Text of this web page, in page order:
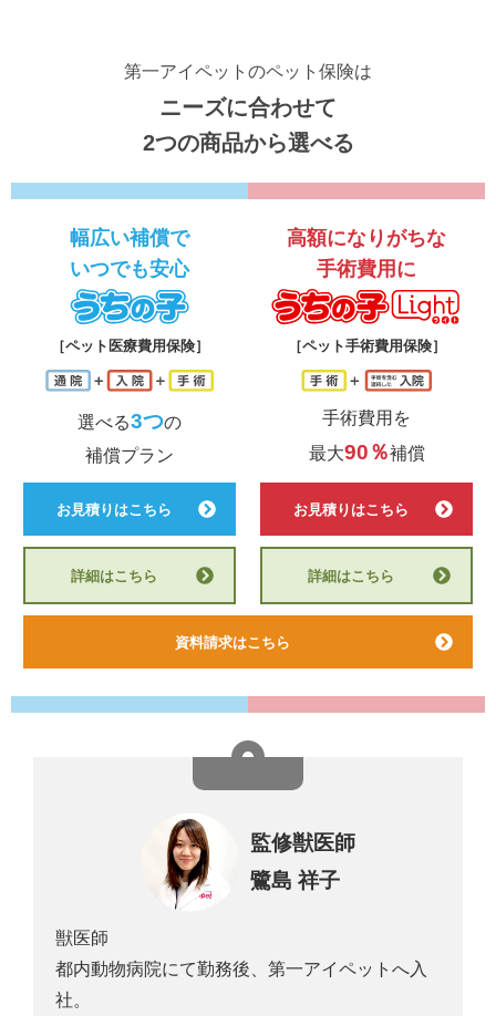
第一アイペットのペット保険は
ニーズに合わせて
2つの商品から選べる
幅広い補償で
いつでも安心
うちの子
［ペット医療費用保険］
選べる3つの
補償プラン
お見積りはこちら
高額になりがちな
手術費用に
［ペット手術費用保険］
手術費用を
最大90％補償
お見積りはこちら
詳細はこちら 詳細はこちら
資料請求はこちら
監修獣医師
鷺島 祥子
獣医師
都内動物病院にて勤務後、第一アイペットへ入
社。